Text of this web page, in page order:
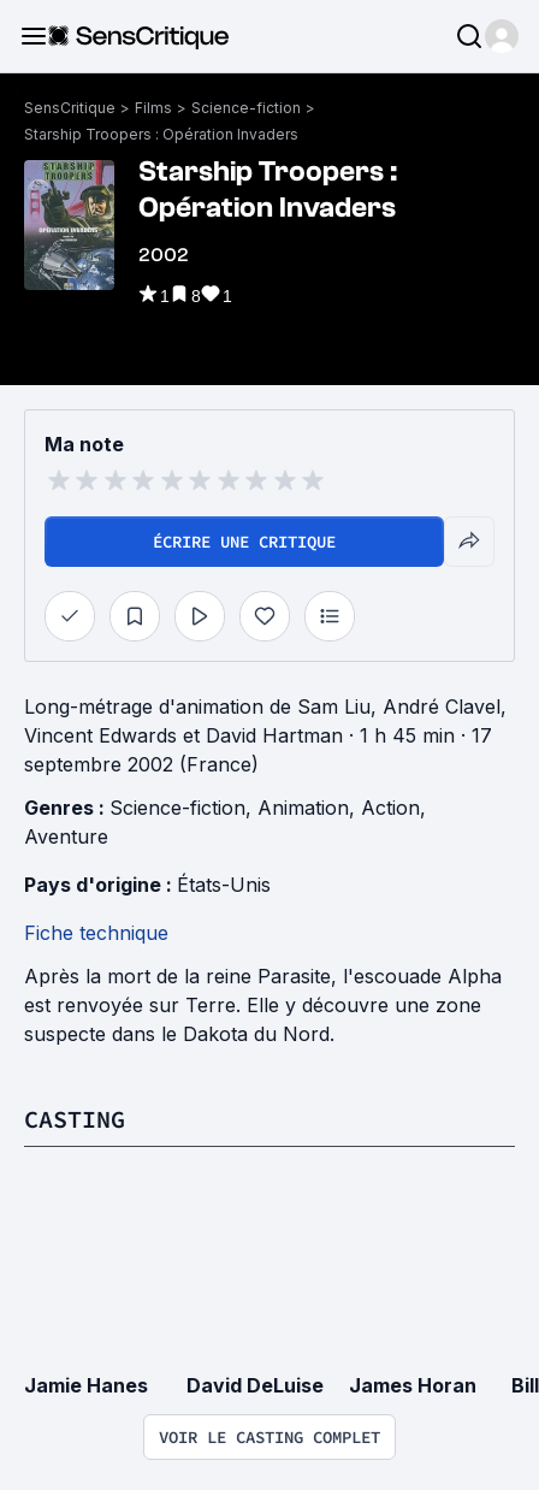
SensCritique > Films > Science-fiction >
Starship Troopers : Opération Invaders
Starship Troopers :
Opération Invaders
2002
1 8 1
Ma note
ÉCRIRE UNE CRITIQUE
Long-métrage d'animation de Sam Liu, André Clavel,
Vincent Edwards et David Hartman · 1 h 45 min · 17
septembre 2002 (France)
Genres : Science-fiction, Animation, Action,
Aventure
Pays d'origine : États-Unis
Fiche technique
Après la mort de la reine Parasite, l'escouade Alpha
est renvoyée sur Terre. Elle y découvre une zone
suspecte dans le Dakota du Nord.
CASTING
Jamie Hanes David DeLuise James Horan
VOIR LE CASTING COMPLET